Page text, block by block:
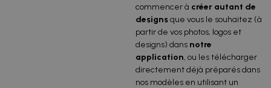
commencer à créer autant de
designsque vous le souhaitez (à
partir de vos photos, logos et
designs) dans notre
application, ou les télécharger
directement déjà préparés dans
nos modèles en utilisant un